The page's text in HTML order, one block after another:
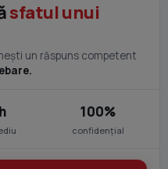
sfatul unui
un răspuns competent
100%
confidențial